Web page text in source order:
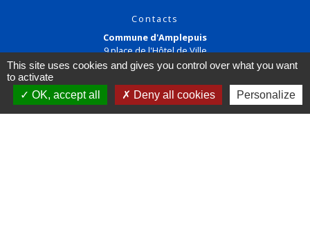
Contacts
Commune d'Amplepuis
9 place de l'Hôtel de Ville
69550 Amplepuis - FRANCE
Contact par formulaire
This site uses cookies and gives you control over what you want
to activate
OK, accept all
Deny all cookies Personalize